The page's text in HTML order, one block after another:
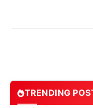
TRENDING